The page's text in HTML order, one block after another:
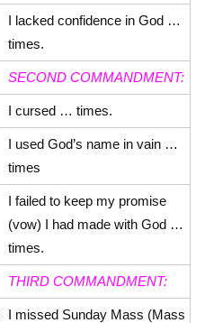
I lacked confidence in God …
times.
SECOND COMMANDMENT:
I cursed … times.
I used God’s name in vain …
times
I failed to keep my promise
(vow) I had made with God …
times.
THIRD COMMANDMENT:
I missed Sunday Mass (Mass